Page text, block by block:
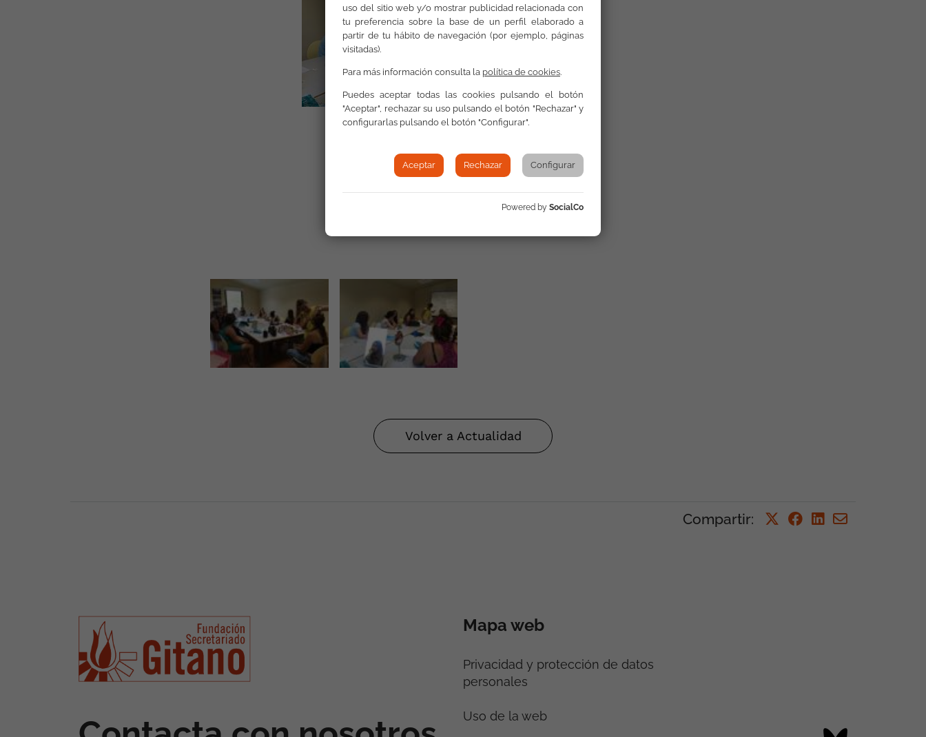
Galería
Volver a Actualidad
Compartir:
Mapa web
Privacidad y protección de datos
personales
Uso de la web
uso del sitio web y/o mostrar publicidad relacionada con
tu preferencia sobre la base de un perfil elaborado a
partir de tu hábito de navegación (por ejemplo, páginas
visitadas).
Para más información consulta la política de cookies.
Puedes aceptar todas las cookies pulsando el botón
"Aceptar", rechazar su uso pulsando el botón "Rechazar" y
configurarlas pulsando el botón "Configurar".
Aceptar Rechazar Configurar
Powered by SocialCo